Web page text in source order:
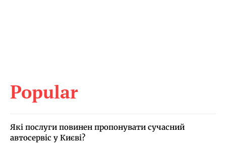
Popular
Які послуги повинен пропонувати сучасний
автосервіс у Києві?